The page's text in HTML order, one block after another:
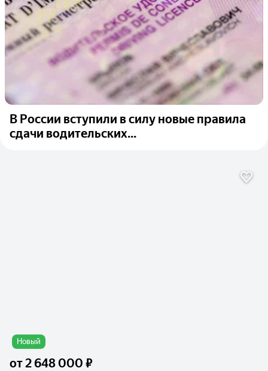
В России вступили в силу новые правила
сдачи водительских...
Новый
от2 648 000 ₽